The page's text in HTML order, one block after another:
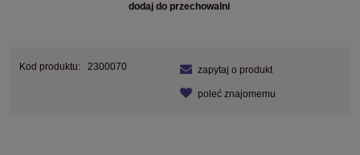
dodaj do przechowalni
Kod produktu: 2300070 zapytaj o produkt
poleć znajomemu